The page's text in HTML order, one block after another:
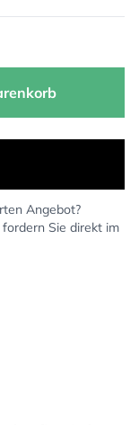
Angebot?
Sie direkt im